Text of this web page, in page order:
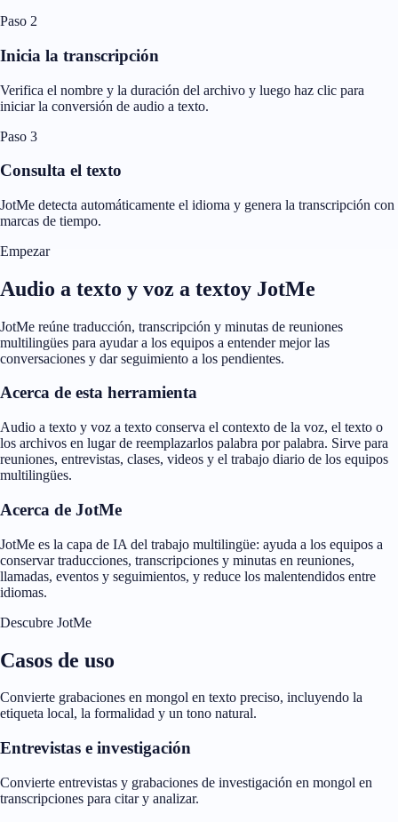
Paso 2
Inicia la transcripción
Verifica el nombre y la duración del archivo y luego haz clic para
iniciar la conversión de audio a texto.
Paso 3
Consulta el texto
JotMe detecta automáticamente el idioma y genera la transcripción con
marcas de tiempo.
Empezar
Audio a texto y voz a textoy JotMe
JotMe reúne traducción, transcripción y minutas de reuniones
multilingües para ayudar a los equipos a entender mejor las
conversaciones y dar seguimiento a los pendientes.
Acerca de esta herramienta
Audio a texto y voz a texto conserva el contexto de la voz, el texto o
los archivos en lugar de reemplazarlos palabra por palabra. Sirve para
reuniones, entrevistas, clases, videos y el trabajo diario de los equipos
multilingües.
Acerca de JotMe
JotMe es la capa de IA del trabajo multilingüe: ayuda a los equipos a
conservar traducciones, transcripciones y minutas en reuniones,
llamadas, eventos y seguimientos, y reduce los malentendidos entre
idiomas.
Descubre JotMe
Casos de uso
Convierte grabaciones en mongol en texto preciso, incluyendo la
etiqueta local, la formalidad y un tono natural.
Entrevistas e investigación
Convierte entrevistas y grabaciones de investigación en mongol en
transcripciones para citar y analizar.